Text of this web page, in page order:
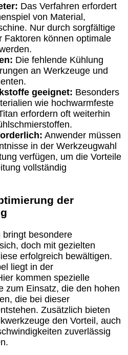
Das Verfahren erfordert
von Material,
Nur durch sorgfältige
Faktoren können optimale
Die fehlende Kühlung
an Werkzeuge und
geeignet: Besonders
wie hochwarmfeste
erfordern oft weiterhin
Anwender müssen
in der Werkzeugwahl
verfügen, um die Vorteile
vollständig
der
bringt besondere
doch mit gezielten
erfolgreich bewältigen.
liegt in der
kommen spezielle
zum Einsatz, die den hohen
die bei dieser
Zusätzlich bieten
den Vorteil, auch
zuverlässig